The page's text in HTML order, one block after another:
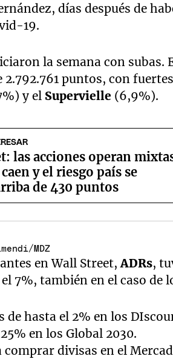
días después de
19.
la semana con subas.
puntos, con
y el Supervielle (6,9%).
las acciones operan
y el riesgo país se
de 430 puntos
MDZ
en Wall Street,ADRs,
7%, también en el caso de
hasta el 2% en los
en los Global 2030.
divisas en el